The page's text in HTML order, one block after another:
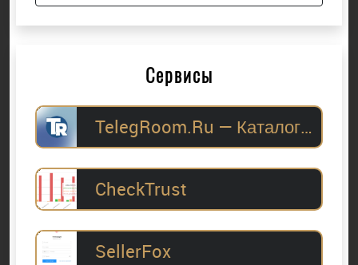
Сервисы
TelegRoom.Ru — Каталог Telegram-каналов для
CheckTrust
SellerFox